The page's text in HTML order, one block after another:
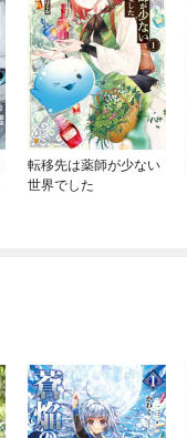
転移先は薬師が少ない
世界でした